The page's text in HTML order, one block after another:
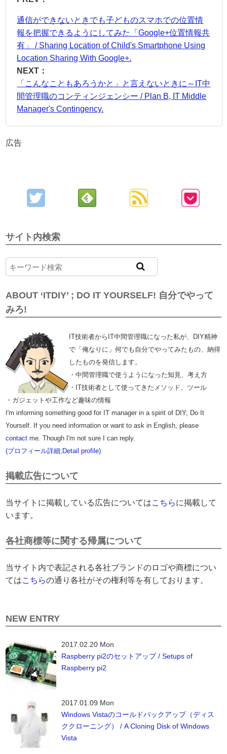
通信ができないときでも子どものスマホでの位置情
報を把握できるようにしてみた「Google+位置情報共
有」 / Sharing Location of Child's Smartphone Using
Location Sharing With Google+.
NEXT：
「こんなこともあろうかと」と言えないときに～IT中
間管理職のコンティンジェンシー / Plan B, IT Middle
Manager's Contingency.
広告
サイト内検索
ABOUT ‘ITDIY’ ; DO IT YOURSELF! 自分でやって
みろ!
IT技術者からIT中間管理職になった私が、DIY精神
で「俺なりに」何でも自分でやってみたもの、納得
したものを発信します。
・中間管理職で使うようになった知見、考え方
・IT技術者として使ってきたメソッド、ツール
・ガジェットや工作など趣味の情報
I'm informing something good for IT manager in a spirit of DIY; Do It
Yourself. If you need information or want to ask in English, please
contact me. Though I'm not sure I can reply.
(プロフィール詳細;Detail profile)
掲載広告について
当サイトに掲載している広告についてはこちらに掲載して
います。
各社商標等に関する帰属について
当サイト内で表記される各社ブランドのロゴや商標につい
てはこちらの通り各社がその権利等を有しております。
NEW ENTRY
2017.02.20 Mon
Raspberry pi2のセットアップ / Setups of
Raspberry pi2
2017.01.09 Mon
Windows Vistaのコールドバックアップ（ディス
ククローニング） / A Cloning Disk of Windows
Vista